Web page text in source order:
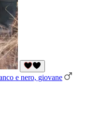
e nero, giovane